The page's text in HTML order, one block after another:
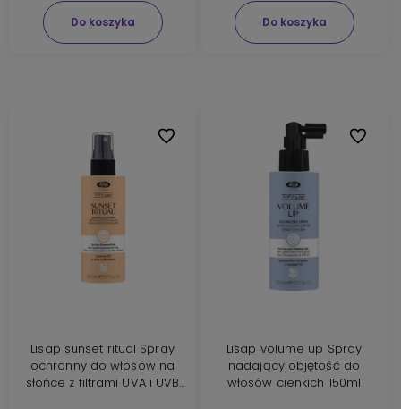
Do koszyka Do koszyka
Lisap sunset ritual Spray
ochronny do włosów na
słońce z filtrami UVA i UVB
Do ulubionych
Lisap volume up Spray
nadający objętość do
włosów cienkich 150ml
Do